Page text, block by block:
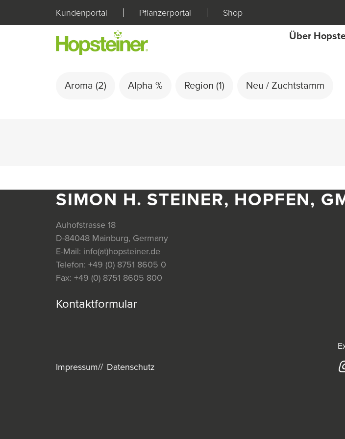
Kundenportal Pflanzerportal Shop
Über
Aroma (2) Alpha % Region (1) Neu / Zuchtstamm
SIMON H. STEINER, HOPFEN,
Auhofstrasse 18
D-84048 Mainburg, Germany
E-Mail: info(at)hopsteiner.de
Telefon: +49 (0) 8751 8605 0
Fax: +49 (0) 8751 8605 800
Kontaktformular
Impressum Datenschutz